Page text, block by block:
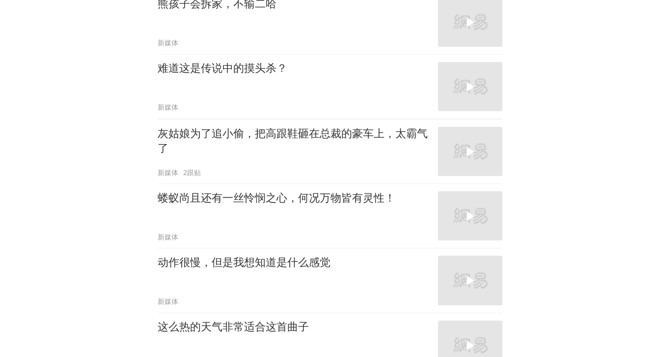
熊孩子会拆家，不输二哈
新媒体
难道这是传说中的摸头杀？
新媒体
灰姑娘为了追小偷，把高跟鞋砸在总裁的豪车上，太霸气
了
新媒体 2跟贴
蝼蚁尚且还有一丝怜悯之心，何况万物皆有灵性！
新媒体
动作很慢，但是我想知道是什么感觉
新媒体
这么热的天气非常适合这首曲子